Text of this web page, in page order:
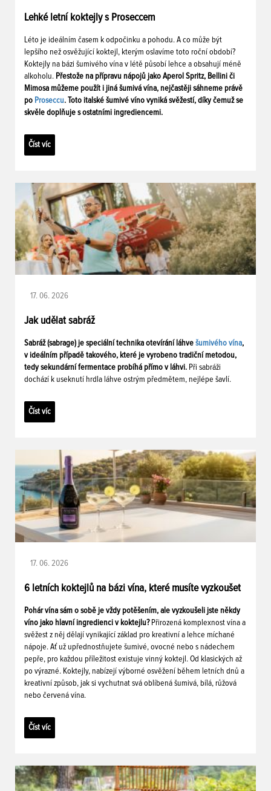
Lehké letní koktejly s Proseccem
Léto je ideálním časem k odpočinku a pohodu. A co může být
lepšího než osvěžující koktejl, kterým oslavíme toto roční období?
Koktejly na bázi šumivého vína v létě působí lehce a obsahují méně
alkoholu. Přestože na přípravu nápojů jako Aperol Spritz, Bellini či
Mimosa můžeme použít i jiná šumivá vína, nejčastěji sáhneme právě
po Proseccu. Toto italské šumivé víno vyniká svěžestí, díky čemuž se
skvěle doplňuje s ostatními ingrediencemi.
Číst víc
17. 06. 2026
Jak udělat sabráž
Sabráž (sabrage) je speciální technika otevírání láhve šumivého vína,
v ideálním případě takového, které je vyrobeno tradiční metodou,
tedy sekundární fermentace probíhá přímo v láhvi. Při sabráži
dochází k useknutí hrdla láhve ostrým předmětem, nejlépe šavlí.
Číst víc
17. 06. 2026
6 letních koktejlů na bázi vína, které musíte vyzkoušet
Pohár vína sám o sobě je vždy potěšením, ale vyzkoušeli jste někdy
víno jako hlavní ingredienci v koktejlu? Přirozená komplexnost vína a
svěžest z něj dělají vynikající základ pro kreativní a lehce míchané
nápoje. Ať už upřednostňujete šumivé, ovocné nebo s nádechem
pepře, pro každou příležitost existuje vinný koktejl. Od klasických až
po výrazné. Koktejly, nabízejí výborné osvěžení během letních dnů a
kreativní způsob, jak si vychutnat svá oblíbená šumivá, bílá, růžová
nebo červená vína.
Číst víc